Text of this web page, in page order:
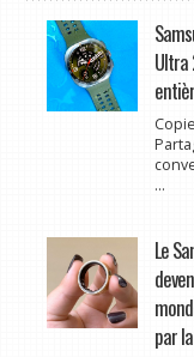
Ultra
...
Le
par